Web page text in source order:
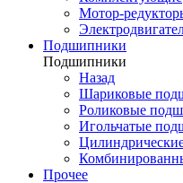
Мотор-
Подшипники
Подшипники
Назад
Шариковые
Роликовые
Игольчатые
Прочее